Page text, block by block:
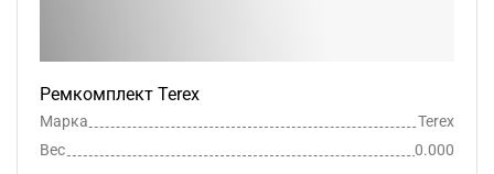
Ремкомплект Terex
Марка
Terex
Вес
0.000